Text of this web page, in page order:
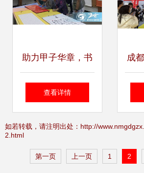
助力甲子华章，书
香浸润校园——图
查看详情
成
展
如若转载，请注明出处：http://
2.html
第一页 上一页 1 2